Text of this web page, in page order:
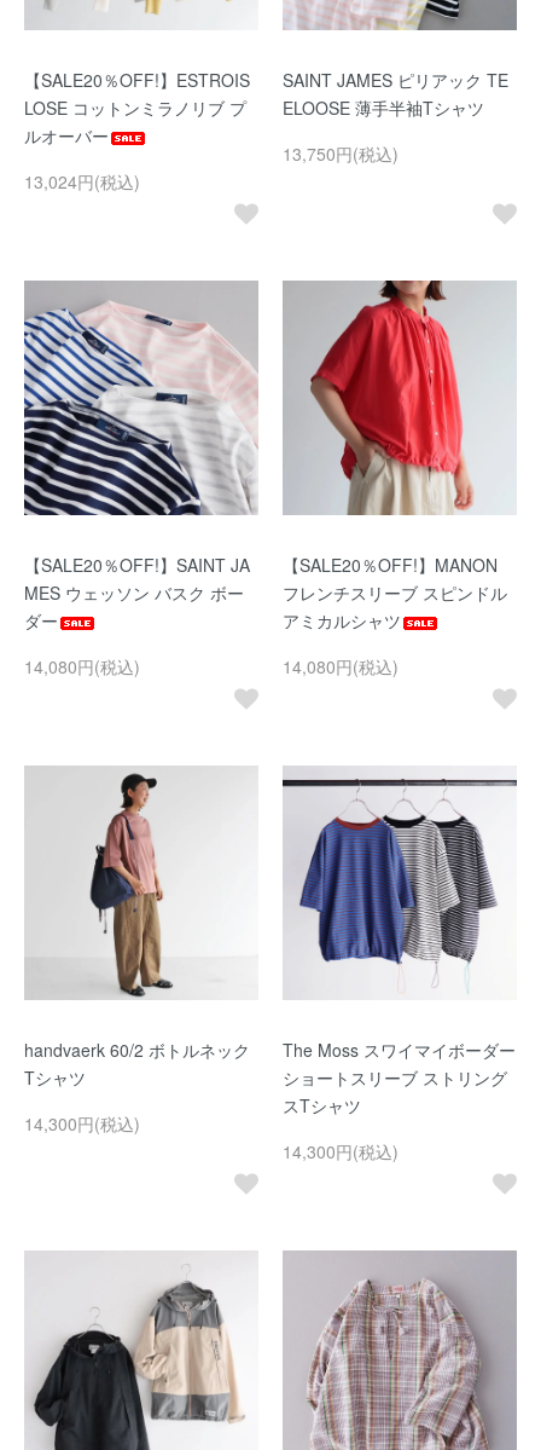
【SALE20％OFF!】ESTROIS
LOSE コットンミラノリブ プ
ルオーバー
13,024円(税込)
SAINT JAMES ピリアック TE
ELOOSE 薄手半袖Tシャツ
13,750円(税込)
【SALE20％OFF!】SAINT JA
MES ウェッソン バスク ボー
ダー
14,080円(税込)
【SALE20％OFF!】MANON
フレンチスリーブ スピンドル
アミカルシャツ
14,080円(税込)
handvaerk 60/2 ボトルネック
Tシャツ
14,300円(税込)
The Moss スワイマイボーダー
ショートスリーブ ストリング
スTシャツ
14,300円(税込)